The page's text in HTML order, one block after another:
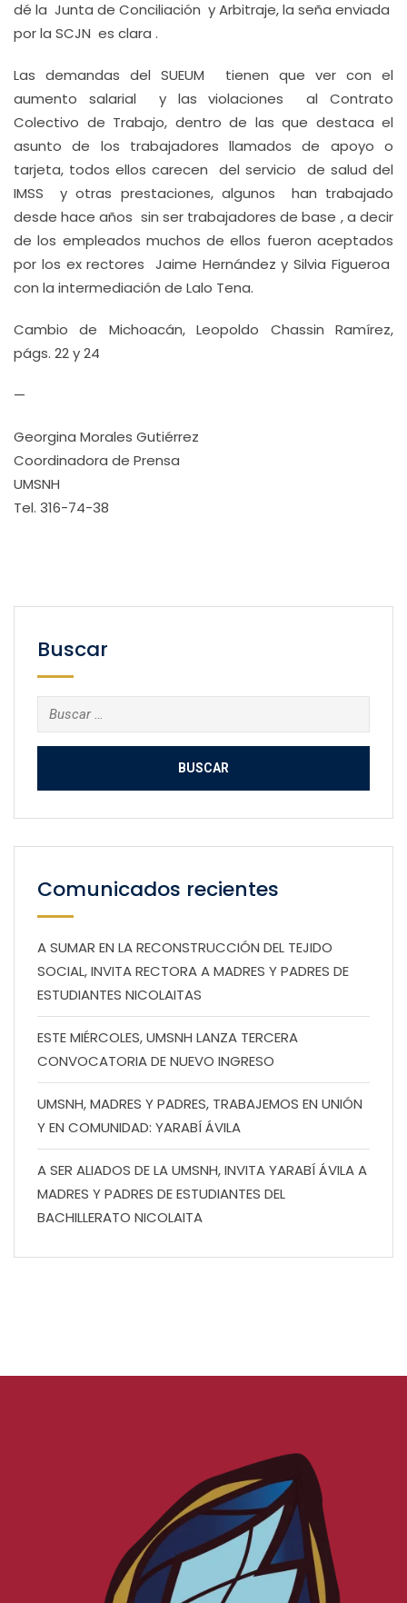
dé la Junta de Conciliación y Arbitraje, la seña enviada
por la SCJN es clara .
Las demandas del SUEUM tienen que ver con el
aumento salarial y las violaciones al Contrato
Colectivo de Trabajo, dentro de las que destaca el
asunto de los trabajadores llamados de apoyo o
tarjeta, todos ellos carecen del servicio de salud del
IMSS y otras prestaciones, algunos han trabajado
desde hace años sin ser trabajadores de base , a decir
de los empleados muchos de ellos fueron aceptados
por los ex rectores Jaime Hernández y Silvia Figueroa
con la intermediación de Lalo Tena.
Cambio de Michoacán, Leopoldo Chassin Ramírez,
págs. 22 y 24
—
Georgina Morales Gutiérrez
Coordinadora de Prensa
UMSNH
Tel. 316-74-38
Buscar
Buscar:
Comunicados recientes
A SUMAR EN LA RECONSTRUCCIÓN DEL TEJIDO
SOCIAL, INVITA RECTORA A MADRES Y PADRES DE
ESTUDIANTES NICOLAITAS
ESTE MIÉRCOLES, UMSNH LANZA TERCERA
CONVOCATORIA DE NUEVO INGRESO
UMSNH, MADRES Y PADRES, TRABAJEMOS EN UNIÓN
Y EN COMUNIDAD: YARABÍ ÁVILA
A SER ALIADOS DE LA UMSNH, INVITA YARABÍ ÁVILA A
MADRES Y PADRES DE ESTUDIANTES DEL
BACHILLERATO NICOLAITA